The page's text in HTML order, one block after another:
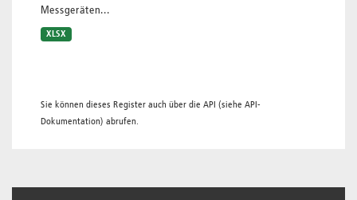
Messgeräten...
XLSX
Sie können dieses Register auch über die API (siehe API-
Dokumentation) abrufen.